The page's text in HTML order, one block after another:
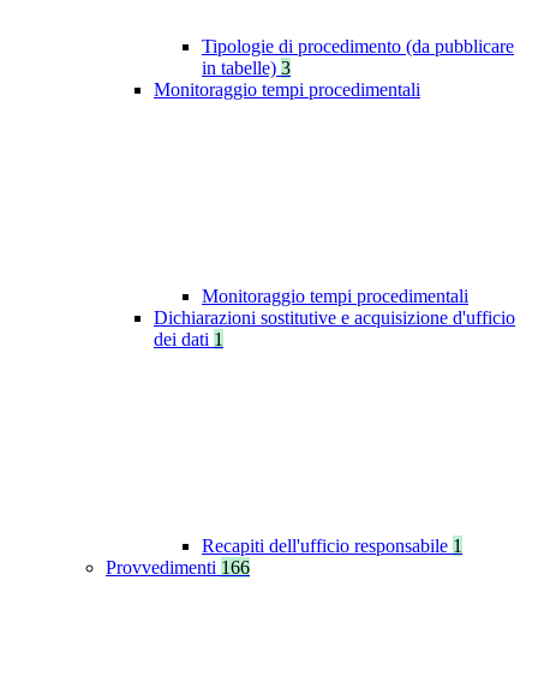
Tipologie di procedimento (da pubblicare
in tabelle) 3
Monitoraggio tempi procedimentali
Monitoraggio tempi procedimentali
Dichiarazioni sostitutive e acquisizione d'ufficio
dei dati 1
Recapiti dell'ufficio responsabile 1
Provvedimenti 166